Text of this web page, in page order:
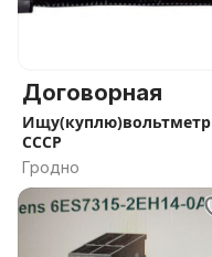
Договорная
Ищу(куплю)вольтметр
СССР
Гродно